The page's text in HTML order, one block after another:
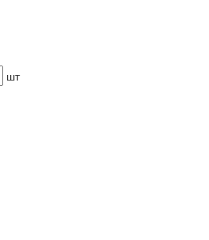
шт